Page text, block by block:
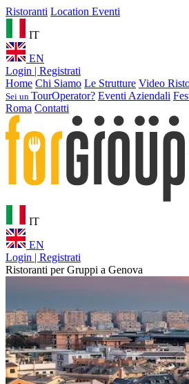
Ristoranti Location Eventi
IT
EN
Login | Registrati
Home Chi Siamo Le Strutture Video
Sei un TourOperator? Eventi Aziendali
Roma Contatti
IT
EN
Login | Registrati
Ristoranti per Gruppi a Genova